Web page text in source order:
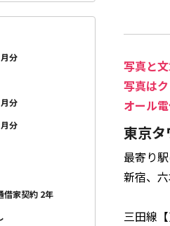
写真と
写真は
オール
東京
最寄り
新宿、
三田線
分
分
分
借家契約 2年